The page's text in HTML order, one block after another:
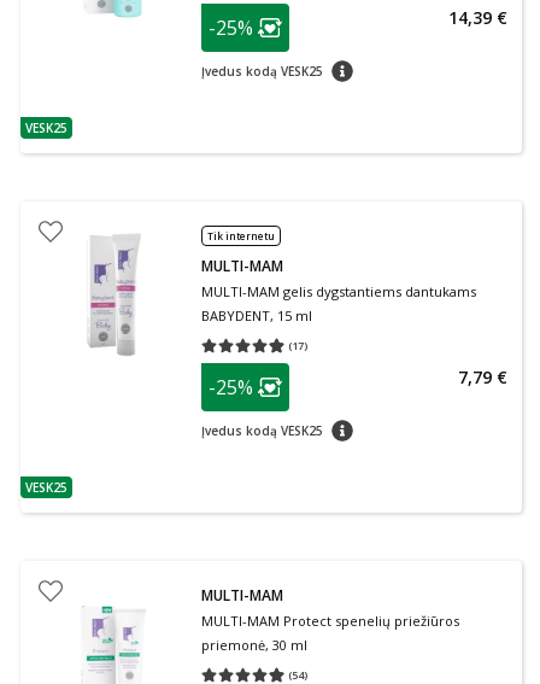
patarimas
VESK25
patarimas
Lojalumo klubo narių nuolaida
-25%
Įvedus kodą VESK25 patarimas
14,39 €
patarimas
VESK25
Tik internetu
MULTI-MAM
MULTI-MAM gelis dygstantiems dantukams
BABYDENT, 15 ml
(17)
Vidutinis įvertinimas 4.88
patarimas
Lojalumo klubo narių nuolaida
-25%
Įvedus kodą VESK25 patarimas
7,79 €
MULTI-MAM
MULTI-MAM Protect spenelių priežiūros
priemonė, 30 ml
(54)